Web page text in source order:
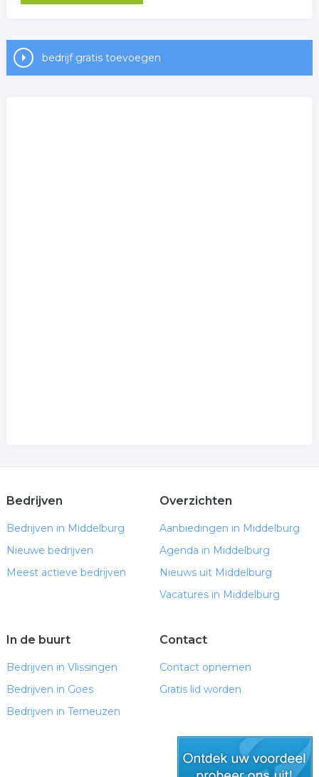
bedrijf gratis toevoegen
Bedrijven
Bedrijven in Middelburg
Nieuwe bedrijven
Meest actieve bedrijven
Overzichten
Aanbiedingen in Middelburg
Agenda in Middelburg
Nieuws uit Middelburg
Vacatures in Middelburg
In de buurt
Bedrijven in Vlissingen
Bedrijven in Goes
Bedrijven in Terneuzen
Contact
Contact opnemen
Gratis lid worden